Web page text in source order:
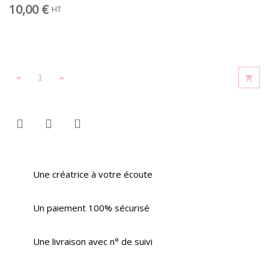
10,00 € HT
Une créatrice à votre écoute
Un paiement 100% sécurisé
Une livraison avec n° de suivi